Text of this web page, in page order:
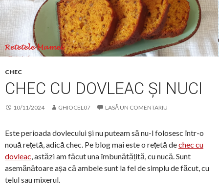
CHEC
CHEC CU DOVLEAC ȘI NUCI
10/11/2024 GHIOCEL07 LASĂ UN COMENTARIU
Este perioada dovlecului și nu puteam să nu-l folosesc într-o
nouă rețetă, adică chec. Pe blog mai este o rețetă dechec cu
dovleac, astăzi am făcut una îmbunătățită, cu nucă. Sunt
asemănătoare așa că ambele sunt la fel de simplu de făcut, cu
telul sau mixerul.